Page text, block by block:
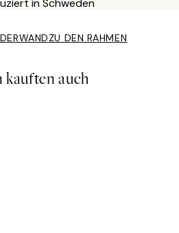
in Schweden
ZU DEN RAHMEN
auch